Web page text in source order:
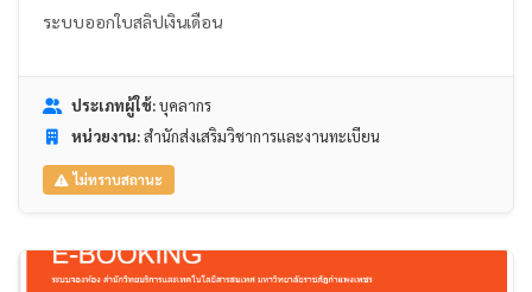
ระบบออกใบสลิปเงินเดือน
ประเภทผู้ใช้:บุคลากร
หน่วยงาน:สำนักส่งเสริมวิชาการและงานทะเบียน
ไม่ทราบสถานะ